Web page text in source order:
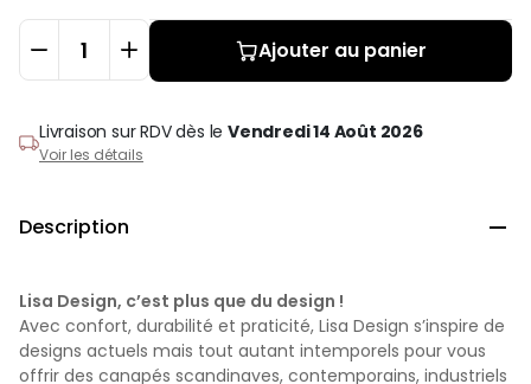
Ajouter au panier
Livraison sur RDVdès leVendredi 14 Août 2026
Voir les détails
Description 
Lisa Design, c’est plus que du design !
Avec confort, durabilité et praticité, Lisa Design s’inspire de
designs actuels mais tout autant intemporels pour vous
offrir des canapés scandinaves, contemporains, industriels